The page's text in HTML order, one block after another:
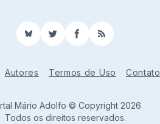
BlueSkyTwitterFacebook
RSS
Autores Termos de Uso Contato
Mário Adolfo © Copyright 2026
Todos os direitos reservados.